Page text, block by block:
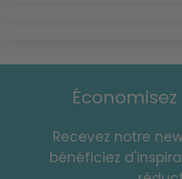
Recevez notre
bénéficiez